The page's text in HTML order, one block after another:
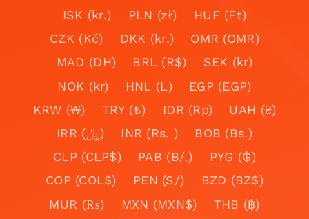
ISK (kr.)
PLN (zł)
HUF (Ft)
CZK (Kč)
DKK (kr.)
OMR (OMR)
MAD (DH)
BRL (R$)
SEK (kr)
NOK (kr)
HNL (L)
EGP (EGP)
KRW (₩)
TRY (₺) IDR (Rp)
UAH (₴)
IRR (﷼)
INR (Rs. )
BOB (Bs.)
CLP (CLP$)
PAB (B/.)
PYG (₲)
COP (COL$)
PEN (S/)
BZD (BZ$)
MUR (₨)
MXN (MXN$)
THB (฿)